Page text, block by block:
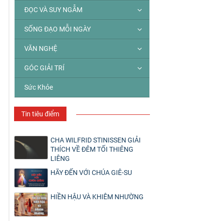
ĐỌC VÀ SUY NGẪM
SỐNG ĐẠO MỖI NGÀY
VĂN NGHỆ
GÓC GIẢI TRÍ
Sức Khỏe
Tin tiêu điểm
CHA WILFRID STINISSEN GIẢI
THÍCH VỀ ĐÊM TỐI THIÊNG
LIÊNG
HÃY ĐẾN VỚI CHÚA GIÊ-SU
HIỀN HẬU VÀ KHIÊM NHƯỜNG